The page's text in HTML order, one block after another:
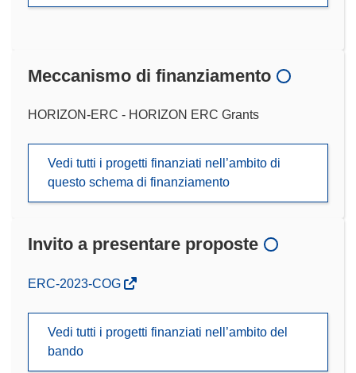
Meccanismo di finanziamento
HORIZON-ERC - HORIZON ERC Grants
Vedi tutti i progetti finanziati nell’ambito di
questo schema di finanziamento
Invito a presentare proposte
(si
nuova
ERC-2023-COG
Vedi tutti i progetti finanziati nell’ambito del
bando